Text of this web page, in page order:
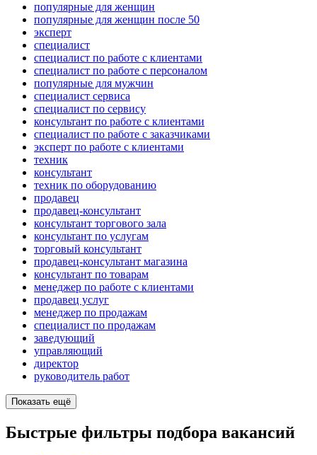
популярные для женщин
популярные для женщин после 50
эксперт
специалист
специалист по работе с клиентами
специалист по работе с персоналом
популярные для мужчин
специалист сервиса
специалист по сервису
консультант по работе с клиентами
специалист по работе с заказчиками
эксперт по работе с клиентами
техник
консультант
техник по оборудованию
продавец
продавец-консультант
консультант торгового зала
консультант по услугам
торговый консультант
продавец-консультант магазина
консультант по товарам
менеджер по работе с клиентами
продавец услуг
менеджер по продажам
специалист по продажам
заведующий
управляющий
директор
руководитель работ
Показать ещё
Быстрые фильтры подбора вакансий